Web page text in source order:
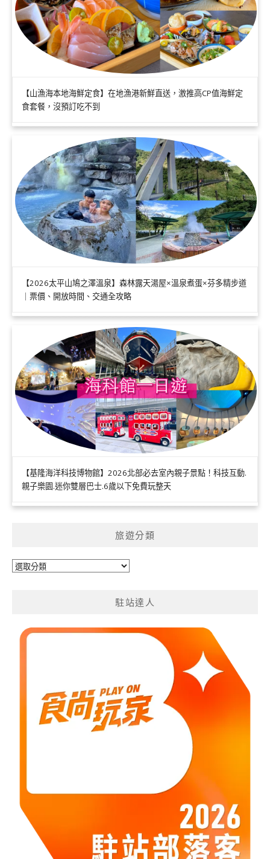
【山漁海本地海鮮定食】在地漁港新鮮直送，激推高CP值海鮮定
食套餐，沒預訂吃不到
【2026太平山鳩之澤溫泉】森林露天湯屋×溫泉煮蛋×芬多精步道
｜票價、開放時間、交通全攻略
【基隆海洋科技博物館】2026北部必去室內親子景點！科技互動.
親子樂園.迷你雙層巴士.6歲以下免費玩整天
旅遊分類
旅
駐站達人